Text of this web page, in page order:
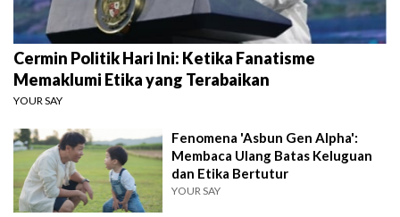
Cermin Politik Hari Ini: Ketika Fanatisme
Memaklumi Etika yang Terabaikan
YOUR SAY
Fenomena 'Asbun Gen Alpha':
Membaca Ulang Batas Keluguan
dan Etika Bertutur
YOUR SAY